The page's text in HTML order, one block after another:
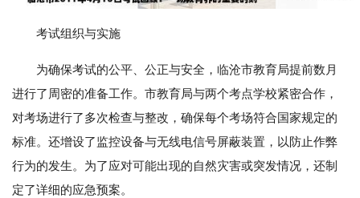
考试组织与实施
为确保考试的公平、公正与安全，临沧市教育局提前数月
进行了周密的准备工作。市教育局与两个考点学校紧密合作，
对考场进行了多次检查与整改，确保每个考场符合国家规定的
标准。还增设了监控设备与无线电信号屏蔽装置，以防止作弊
行为的发生。为了应对可能出现的自然灾害或突发情况，还制
定了详细的应急预案。